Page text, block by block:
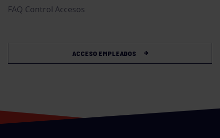
FAQ Control Accesos
ACCESO EMPLEADOS